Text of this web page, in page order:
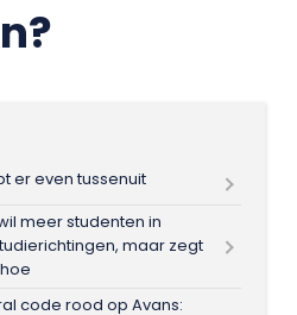
er even tussenuit
meer studenten in
maar zegt
code rood op Avans: